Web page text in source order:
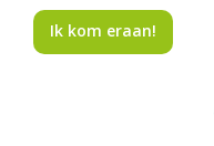
Ik kom eraan!